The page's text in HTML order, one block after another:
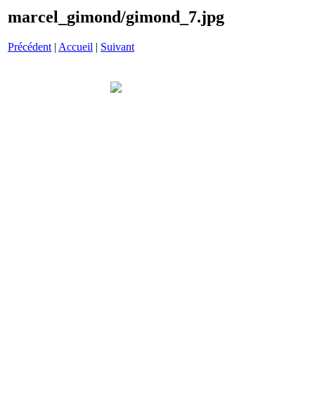
marcel_gimond/gimond_7.jpg
Précédent | Accueil | Suivant